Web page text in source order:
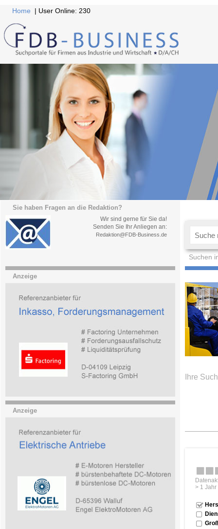
Home | User Online: 230
Sie haben Fragen an die Redaktion?
Wir sind gerne für Sie da!
Senden Sie Ihr Anliegen an:
Redaktion@FDB-Business.de
Suchen
Anzeige
Anzeige
Ihre
> 1 Jahr